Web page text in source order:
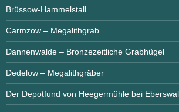
Brüssow-Hammelstall
Carmzow – Megalithgrab
Dannenwalde – Bronzezeitliche Grabhügel
Dedelow – Megalithgräber
Der Depotfund von Heegermühle bei